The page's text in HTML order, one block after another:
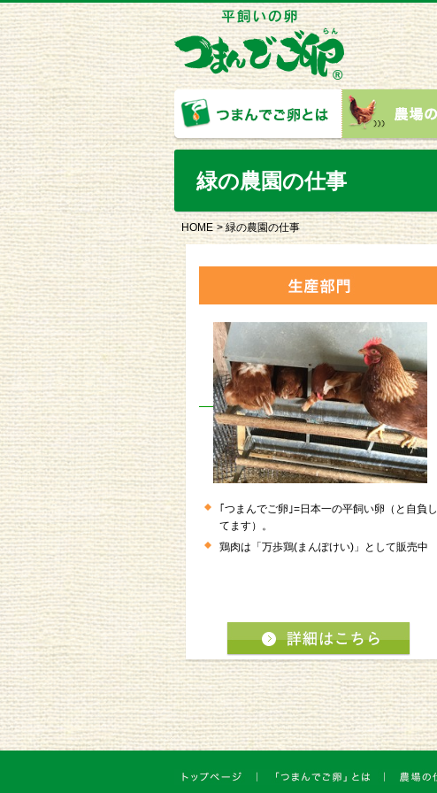
緑の農園の仕事
HOME 緑の農園の仕事
｢つまんでご卵｣=日本一の平飼い卵（と自負し
てます）。
鶏肉は「万歩鶏(まんぽけい)」として販売中